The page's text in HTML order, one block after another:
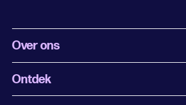
Over ons
Wat is Uitagenda Rotterdam
Ontdek